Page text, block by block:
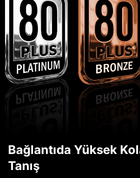
Bağlantıda Yüksek
Tanış